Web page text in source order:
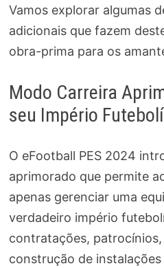
Vamos explorar algumas
adicionais que fazem
obra-prima para os
Modo Carreira
seu Império
O eFootball PES 2024
aprimorado que permite
apenas gerenciar uma
verdadeiro império
contratações, patrocínios,
construção de